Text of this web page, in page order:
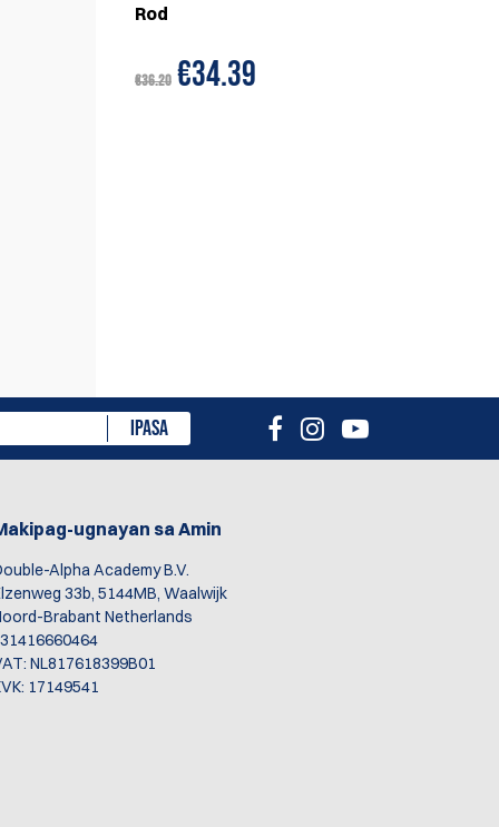
Rod
€36.20 €34.39
IPASA
ugnayan sa Amin
Alpha Academy B.V.
33b, 5144MB, Waalwijk
Brabant Netherlands
NL817618399B01
17149541